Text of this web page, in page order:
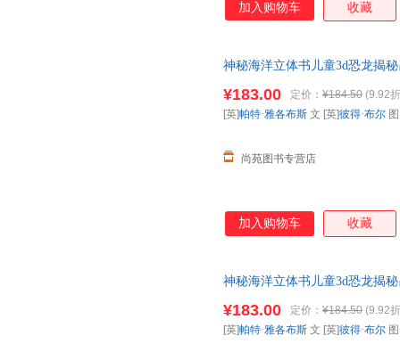
加入购物车 收藏
神秘海洋立体书儿童3d恐龙揭
【让您无忧购物】
¥183.00 定价： ¥184.50 (9.92
尚苑图书专营店
[英]帕特·雅各布斯 文 [英]彼得·布尔
加入购物车 收藏
神秘海洋立体书儿童3d恐龙揭
【让您无忧购物】
¥183.00 定价： ¥184.50 (9.92
[英]帕特·雅各布斯 文 [英]彼得·布尔